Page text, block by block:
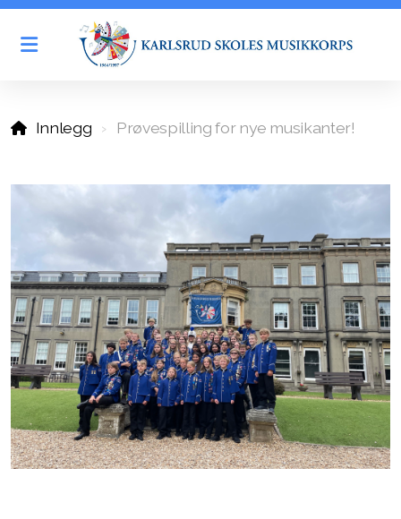
Innlegg Prøvespilling for nye musikanter!
Spond - aktivitetskalender
Kalender
Øvinger og samspill
Konserter
Repertoar og noter